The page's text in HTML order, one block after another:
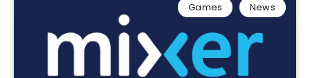
Games News